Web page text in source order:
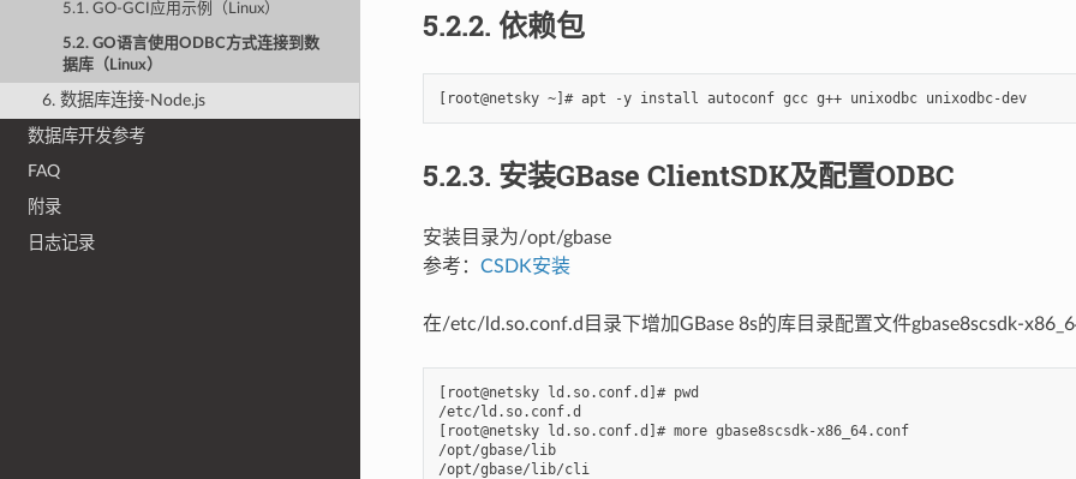
5.1. GO-GCI应用示例（Linux）
5.2. GO语言使用ODBC方式连接到数
据库（Linux）
6. 数据库连接-Node.js
数据库开发参考
FAQ
附录
日志记录
5.2.2. 依赖包
[root@netsky ~]# apt -y install autoconf gcc g++ unixodbc unixodbc-dev
5.2.3. 安装GBase ClientSDK及配置ODBC
安装目录为/opt/gbase
参考： CSDK安装
在/etc/ld.so.conf.d目录下增加GBase 8s的库目录配置文件gbase8scsdk-
[root@netsky ld.so.conf.d]# pwd
/etc/ld.so.conf.d
[root@netsky ld.so.conf.d]# more gbase8scsdk-x86_64.conf
/opt/gbase/lib
/opt/gbase/lib/cli